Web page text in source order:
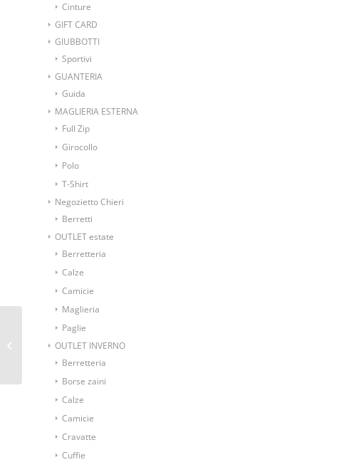
Cinture
GIFT CARD
GIUBBOTTI
Sportivi
GUANTERIA
Guida
MAGLIERIA ESTERNA
Full Zip
Girocollo
Polo
T-Shirt
Negozietto Chieri
Berretti
OUTLET estate
Berretteria
Calze
Camicie
Maglieria
Paglie
OUTLET INVERNO
Berretteria
Borse zaini
Calze
Camicie
Cravatte
Cuffie
Ascot foulard da collo
fondo bordeaux
fantasia cravatta